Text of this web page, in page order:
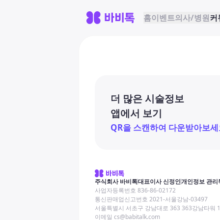
홈이벤트의사/병원커
더 많은 시술정보
앱에서 보기
QR을 스캔하여 다운받아보세
주식회사 바비톡대표이사 신정인개인정보 관리
사업자등록번호 836-86-02172
통신판매업신고번호 2021-서울강남-03497
서울특별시 서초구 강남대로 363 363강남타워
이메일 cs@babitalk.com